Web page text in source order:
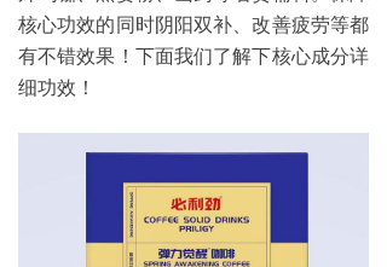
核心功效的同时阴阳双补、改善疲劳等都
有不错效果！下面我们了解下核心成分详
细功效！